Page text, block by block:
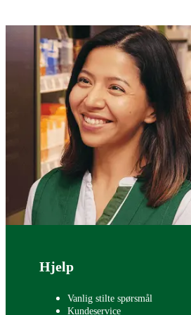
Bunntekst
Hjelp
Vanlig stilte spørsmål
Kundeservice